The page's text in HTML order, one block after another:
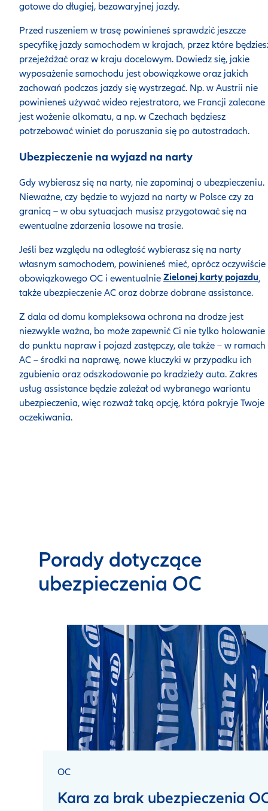
gotowe do długiej, bezawaryjnej jazdy.
Przed ruszeniem w trasę powinieneś sprawdzić jeszcze
specyfikę jazdy samochodem w krajach, przez które
przejeżdżać oraz w kraju docelowym. Dowiedz się, jakie
wyposażenie samochodu jest obowiązkowe oraz jakich
zachowań podczas jazdy się wystrzegać. Np. w Austrii nie
powinieneś używać wideo rejestratora, we Francji zalecane
jest wożenie alkomatu, a np. w Czechach będziesz
potrzebować winiet do poruszania się po autostradach.
Ubezpieczenie na wyjazd na narty
Gdy wybierasz się na narty, nie zapominaj o ubezpieczeniu.
Nieważne, czy będzie to wyjazd na narty w Polsce czy za
granicą – w obu sytuacjach musisz przygotować się na
ewentualne zdarzenia losowe na trasie.
Jeśli bez względu na odległość wybierasz się na narty
własnym samochodem, powinieneś mieć, oprócz oczywiście
obowiązkowego OC i ewentualnie Zielonej karty pojazdu,
także ubezpieczenie AC oraz dobrze dobrane assistance.
Z dala od domu kompleksowa ochrona na drodze jest
niezwykle ważna, bo może zapewnić Ci nie tylko holowanie
do punktu napraw i pojazd zastępczy, ale także – w ramach
AC – środki na naprawę, nowe kluczyki w przypadku ich
zgubienia oraz odszkodowanie po kradzieży auta. Zakres
usług assistance będzie zależał od wybranego wariantu
ubezpieczenia, więc rozważ taką opcję, która pokryje Twoje
oczekiwania.
Porady dotyczące
ubezpieczenia OC
OC
Kara za brak ubezpieczenia